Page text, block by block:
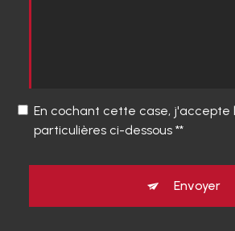
En cochant cette case, j'accepte
particulières ci-dessous **
Envoyer